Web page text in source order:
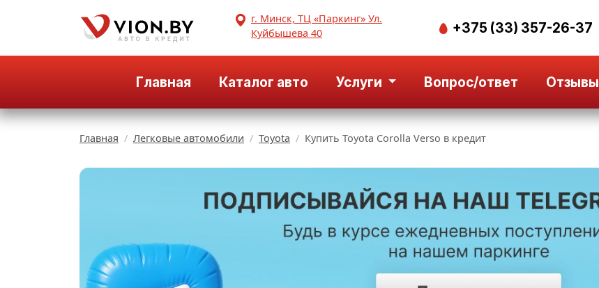
г. Минск, ТЦ «Паркинг» Ул.
Куйбышева 40
+375 (33) 357-26-37
Главная Каталог авто Услуги Вопрос/ответ Отзывы
Главная Легковые автомобили Toyota Купить Toyota Corolla Verso в кредит